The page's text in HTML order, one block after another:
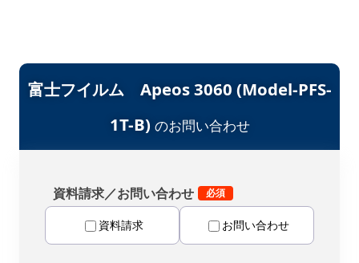
富士フイルム Apeos 3060 (Model-PFS-
1T-B) のお問い合わせ
資料請求／お問い合わせ
資料請求 お問い合わせ